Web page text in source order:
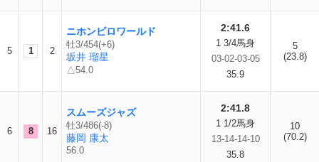
5 1 2
ニホンピロワールド
牡3/454(+6)
坂井 瑠星
△54.0
2:41.6
1 3/4馬身
03-02-03-05
35.9
5
(23.8)
6 8 16
スムーズジャズ
牡3/486(-8)
藤岡 康太
56.0
2:41.8
1 1/2馬身
13-14-14-10
35.8
10
(70.2)